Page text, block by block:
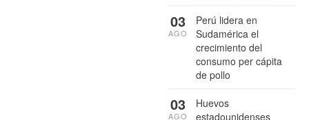
Perú lidera en
Sudamérica el
crecimiento del
consumo per cápita
de pollo
03
AGO
Huevos
estadounidenses
03
AGO